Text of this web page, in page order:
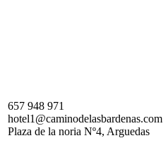
657 948 971
hotel1@caminodelasbardenas.com
Plaza de la noria Nº4, Arguedas